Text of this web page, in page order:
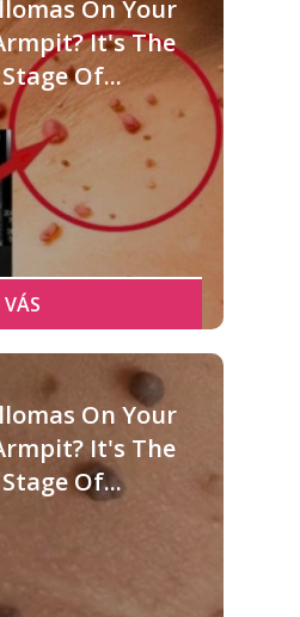
On Your
It's The
Of...
On Your
It's The
Of...